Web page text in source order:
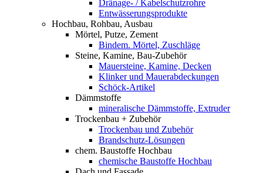
Dränage- / Kabelschutzrohre
Entwässerungsprodukte
Hochbau, Rohbau, Ausbau
Mörtel, Putze, Zement
Bindem. Mörtel, Zuschläge
Steine, Kamine, Bau-Zubehör
Mauersteine, Kamine, Decken
Klinker und Mauerabdeckungen
Schöck-Artikel
Dämmstoffe
mineralische Dämmstoffe, Extruder
Trockenbau + Zubehör
Trockenbau und Zubehör
Brandschutz-Lösungen
chem. Baustoffe Hochbau
chemische Baustoffe Hochbau